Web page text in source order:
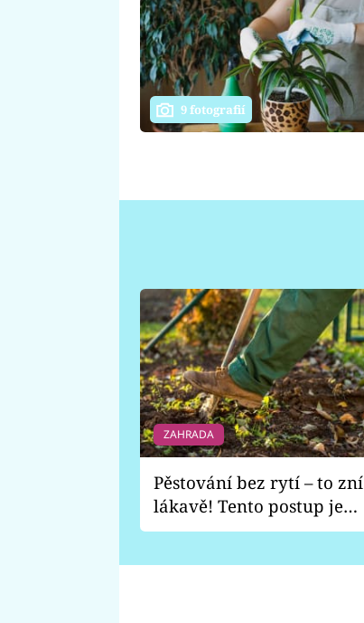
9 fotografií
ZAHRADA
Pěstování bez rytí – to zní
lákavě! Tento postup je
vhodný jen pro některé